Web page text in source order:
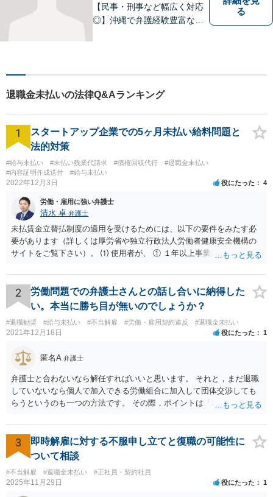
【民事・刑事など幅広く対応
◎】沖縄で弁護経験豊富な弁
尽力します！皆様のご希望を
駅・安里駅から徒歩圏】
る
退職金未払いの法律Q&Aランキング
1
スタートアップ企業での5ヶ月未払い給料問題と
法的対策
#給与未払い #未払い残業代請求 #債権回収代行
#退職金未払い
#内容証明作成送付
#給与未払い
2022年12月3日 役にたった 4
労働・雇用に強い弁護士
清水 卓 弁護士
未払賃金立替払制度の適用を受けるためには、以下の要件をみたす必
要があります（詳しくは厚労省や独立行政法人労働者健康安全機構の
サイトをご覧下さい）。 ⑴ 使用者が、 ① １年以上事業活動を行って
産管財人等に倒産の事実等を証明してもらう必要あり。 •事実上の倒産
（中小企業について、事業活動が停止し、再開する見込みがなく、賃
金支払能力がない場合） → 労働基準監督署長の認定が必要。 (2) 労働
者が、倒産について裁判所への申立て等（法律上の倒産の場合）又は
労働基準監督署への認定申請（事実上の倒産の場合）が行われた日の
６か月前の日から２年の間に退職した者であること 事実上の倒産の場
合、そもそも、労働基準監督署長の認定を要するため、申請•認定に相
応の時間を要します。また、事業活動の停止•再開見込み等につき会社
側の抵抗が予想され、認定に至らない事態も想定されます。 また、労
働基準監督署へ申告なされているとのことですが、労働基準監督署が
行うのは、原則として、会社への指導や是正勧告のため、未払い賃金
の支払いを会社に強制する措置までは行うことができないという実情
があります。 そのため、退職の意思を既に会社に表明しているのであ
れば、未払賃金の支払を求める労働審判や労働訴訟などの方法に切り
替えることを検討された方が適切なように思います（とろうとされて
いる主題と会社の実態とがマッチしていないように思われます）。 一
度、雇用契約書や就業規則などを持参の上、弁護士に直接相談されて
みてはいかがでしょうか。
2
労働問題での弁護士さんとの話し合いに納得した
い。本当に勝ち目が無いのでしょうか？
#退職勧奨 #給与未払い #不当解雇 #労働・雇用契約違反 #退職金未払い
2021年12月18日 役にたった 1
匿名A 弁護士
弁護士と合わないなら解任すればいいと思います。 それと，まだ退職
していないなら個人で加入できる労働組合に加入して団体交渉しても
らうというのも一つの方法です。 その際，ポイントは「職場復帰の労
ません。 「北海道 個人加盟 労働組合」と検索すると相談窓口が出
てきますので一度相談してみてはどうでしょうか。
3
即時解雇に対する不服申し立てと復職の可能性に
ついて相談
#不当解雇 #退職金未払い #正社員・契約社員
2025年11月29日 役にたった 1